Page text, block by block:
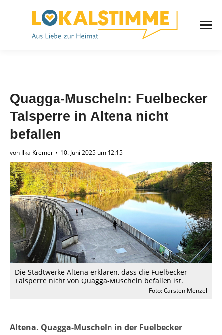
Quagga-Muscheln: Fuelbecker
Talsperre in Altena nicht
befallen
von Ilka Kremer 10. Juni 2025 um 12:15
Die Stadtwerke Altena erklären, dass die Fuelbecker
Talsperre nicht von Quagga-Muscheln befallen ist.
Foto: Carsten Menzel
Altena. Quagga-Muscheln in der Fuelbecker